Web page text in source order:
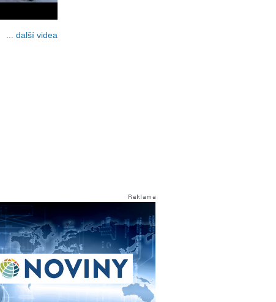
... další videa